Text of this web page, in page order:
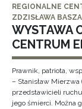
REGIONALNE
ZDZISŁAWA
WYSTAWA
CENTRUM
Prawnik, patriota,
– Stanisław Mierzwa
przedstawicieli
jego śmierci. Można